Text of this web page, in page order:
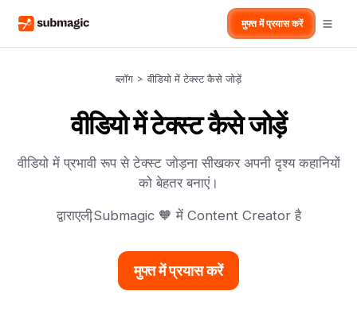
मुफ्त में प्रयास करें
ब्लॉग > वीडियो में टेक्स्ट कैसे जोड़ें
वीडियो में टेक्स्ट कैसे जोड़ें
वीडियो में प्रभावी रूप से टेक्स्ट जोड़ना सीखकर अपनी दृश्य कहानियों
को बेहतर बनाएं।
द्वाराएली,Submagic 🧡 में Content Creator है
मुफ्त में प्रयास करें